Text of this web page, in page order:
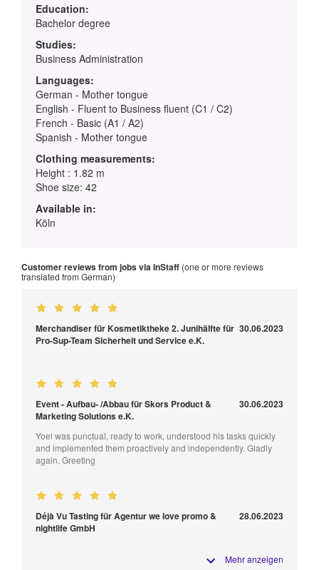
Education:
Bachelor degree
Studies:
Business Administration
Languages:
German - Mother tongue
English - Fluent to Business fluent (C1 / C2)
French - Basic (A1 / A2)
Spanish - Mother tongue
Clothing measurements:
Height : 1.82 m
Shoe size: 42
Available in:
Köln
Customer reviews from jobs via InStaff (one or more reviews
translated from German)
Merchandiser für Kosmetiktheke 2. Junihälfte für
Pro-Sup-Team Sicherheit und Service e.K.
30.06.2023
Event - Aufbau- /Abbau für Skors Product &
Marketing Solutions e.K.
30.06.2023
Yoel was punctual, ready to work, understood his tasks quickly
and implemented them proactively and independently. Gladly
again. Greeting
Déjà Vu Tasting für Agentur we love promo &
nightlife GmbH
28.06.2023
Mehr anzeigen